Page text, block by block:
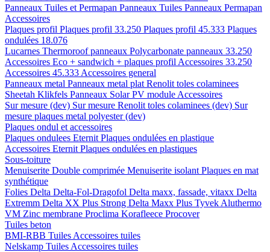
Panneaux Tuiles et Permapan Panneaux Tuiles Panneaux Permapan
Accessoires
Plaques profil Plaques profil 33.250 Plaques profil 45.333 Plaques
ondulées 18.076
Lucarnes Thermoroof panneaux Polycarbonate panneaux 33.250
Accessoires Eco + sandwich + plaques profil Accessoires 33.250
Accessoires 45.333 Accessoires general
Panneaux metal Panneaux metal plat Renolit toles colaminees
Sheetah Klikfels Panneaux Solar PV module Accessoires
Sur mesure (dev) Sur mesure Renolit toles colaminees (dev) Sur
mesure plaques metal polyester (dev)
Plaques ondul et accessoires
Plaques ondulees Eternit Plaques ondulées en plastique
Accessoires Eternit Plaques ondulées en plastiques
Sous-toiture
Menuiserite Double comprimée Menuiserite isolant Plaques en mat
synthétique
Folies Delta Delta-Fol-Dragofol Delta maxx, fassade, vitaxx Delta
Extremm Delta XX Plus Strong Delta Maxx Plus Tyvek Aluthermo
VM Zinc membrane Proclima Korafleece Procover
Tuiles beton
BMI-RBB Tuiles Accessoires tuiles
Nelskamp Tuiles Accessoires tuiles